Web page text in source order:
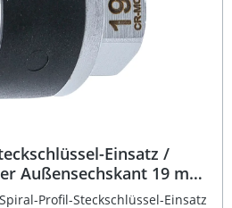
Einsatz /
Außensechskant 19 mm
Profil-Steckschlüssel-Einsatz